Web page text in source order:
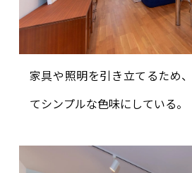
家具や照明を引き立てるため
てシンプルな色味にしている。